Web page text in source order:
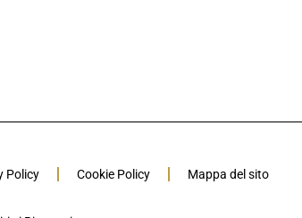
Policy Cookie Policy Mappa del sito